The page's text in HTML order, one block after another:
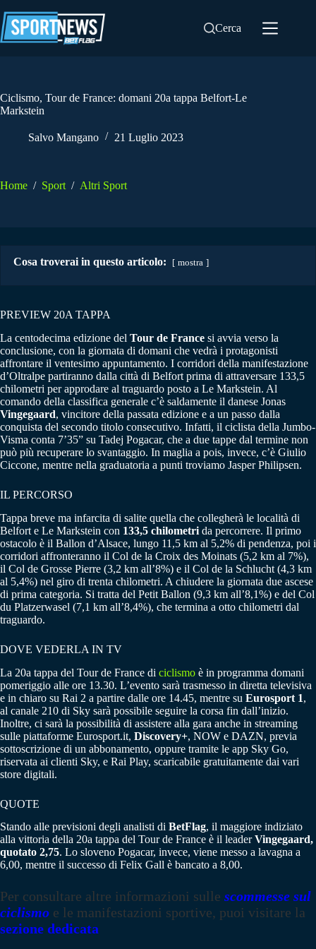
al
contenuto
Cerca
Ciclismo, Tour de France: domani 20a tappa Belfort-Le
Markstein
Salvo Mangano 21 Luglio 2023
Home / Sport / Altri Sport
Cosa troverai in questo articolo: mostra
PREVIEW 20A TAPPA
La centodecima edizione del Tour de France si avvia verso la
conclusione, con la giornata di domani che vedrà i protagonisti
affrontare il ventesimo appuntamento. I corridori della manifestazione
d’Oltralpe partiranno dalla città di Belfort prima di attraversare 133,5
chilometri per approdare al traguardo posto a Le Markstein. Al
comando della classifica generale c’è saldamente il danese Jonas
Vingegaard, vincitore della passata edizione e a un passo dalla
conquista del secondo titolo consecutivo. Infatti, il ciclista della Jumbo-
Visma conta 7’35” su Tadej Pogacar, che a due tappe dal termine non
può più recuperare lo svantaggio. In maglia a pois, invece, c’è Giulio
Ciccone, mentre nella graduatoria a punti troviamo Jasper Philipsen.
IL PERCORSO
Tappa breve ma infarcita di salite quella che collegherà le località di
Belfort e Le Markstein con 133,5 chilometri da percorrere. Il primo
ostacolo è il Ballon d’Alsace, lungo 11,5 km al 5,2% di pendenza, poi i
corridori affronteranno il Col de la Croix des Moinats (5,2 km al 7%),
il Col de Grosse Pierre (3,2 km all’8%) e il Col de la Schlucht (4,3 km
al 5,4%) nel giro di trenta chilometri. A chiudere la giornata due ascese
di prima categoria. Si tratta del Petit Ballon (9,3 km all’8,1%) e del Col
du Platzerwasel (7,1 km all’8,4%), che termina a otto chilometri dal
traguardo.
DOVE VEDERLA IN TV
La 20a tappa del Tour de France di ciclismo è in programma domani
pomeriggio alle ore 13.30. L’evento sarà trasmesso in diretta televisiva
e in chiaro su Rai 2 a partire dalle ore 14.45, mentre su Eurosport 1,
al canale 210 di Sky sarà possibile seguire la corsa fin dall’inizio.
Inoltre, ci sarà la possibilità di assistere alla gara anche in streaming
sulle piattaforme Eurosport.it, Discovery+, NOW e DAZN, previa
sottoscrizione di un abbonamento, oppure tramite le app Sky Go,
riservata ai clienti Sky, e Rai Play, scaricabile gratuitamente dai vari
store digitali.
QUOTE
Stando alle previsioni degli analisti di BetFlag, il maggiore indiziato
alla vittoria della 20a tappa del Tour de France è il leaderVingegaard,
quotato 2,75. Lo sloveno Pogacar, invece, viene messo a lavagna a
6,00, mentre il successo di Felix Gall è bancato a 8,00.
Per consultare altre informazioni sulle scommesse sul
ciclismo e le manifestazioni sportive, puoi visitare la
sezione dedicata